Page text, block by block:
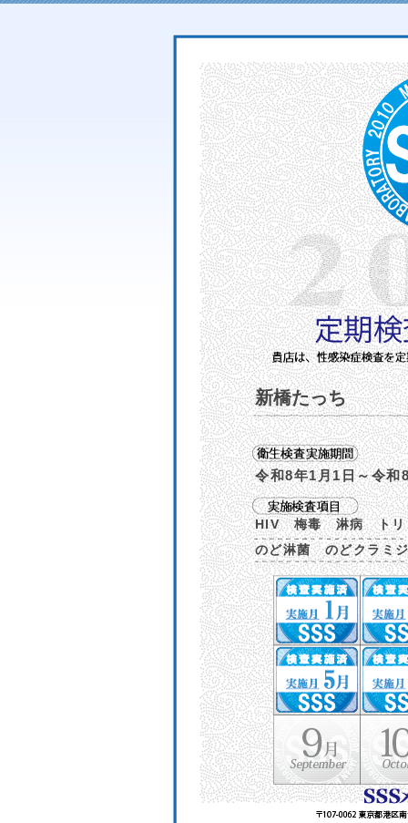
新橋たっち
令和8年1月1日～令和
HIV 梅毒 淋病 トリ
のど淋菌 のどクラミ